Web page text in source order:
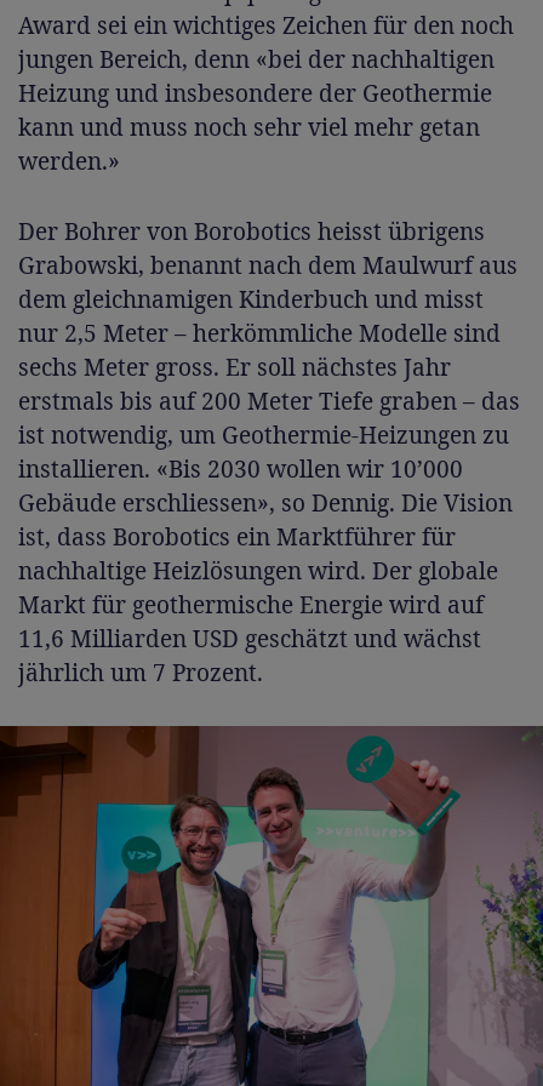
Award sei ein wichtiges Zeichen für den noch
jungen Bereich, denn «bei der nachhaltigen
Heizung und insbesondere der Geothermie
kann und muss noch sehr viel mehr getan
werden.»
Der Bohrer von Borobotics heisst übrigens
Grabowski, benannt nach dem Maulwurf aus
dem gleichnamigen Kinderbuch und misst
nur 2,5 Meter – herkömmliche Modelle sind
sechs Meter gross. Er soll nächstes Jahr
erstmals bis auf 200 Meter Tiefe graben – das
ist notwendig, um Geothermie-Heizungen zu
installieren. «Bis 2030 wollen wir 10’000
Gebäude erschliessen», so Dennig. Die Vision
ist, dass Borobotics ein Marktführer für
nachhaltige Heizlösungen wird. Der globale
Markt für geothermische Energie wird auf
11,6 Milliarden USD geschätzt und wächst
jährlich um 7 Prozent.